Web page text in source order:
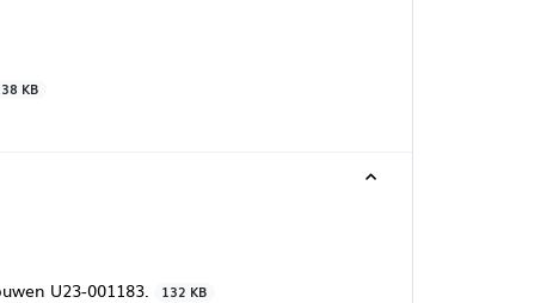
38 KB
U23-001183. 132 KB